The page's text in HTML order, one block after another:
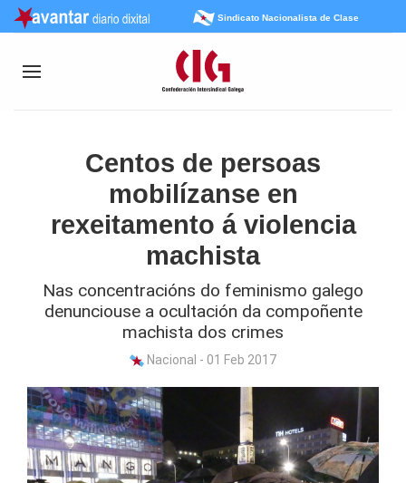
Sindicato Nacionalista de Clase
Centos de persoas
mobilízanse en
rexeitamento á violencia
machista
Nas concentracións do feminismo galego
denunciouse a ocultación da compoñente
machista dos crimes
Nacional - 01 Feb 2017